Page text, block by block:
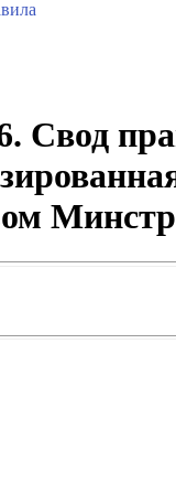
Свод